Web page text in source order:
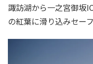
諏訪湖から一之宮御坂
の紅葉に滑り込みセー